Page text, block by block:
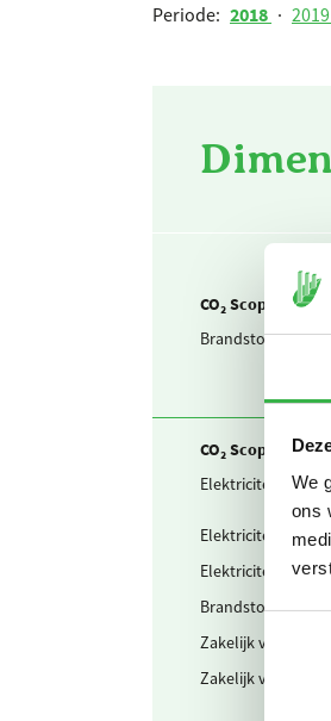
We
ons
Periode: 2018 · 2019
CO₂ Scope 1
Brandstof &
CO₂ Scope 2 en
Elektriciteit
Elektriciteit
Elektriciteit
Brandstof &
Zakelijk verkeer
Zakelijk verkeer